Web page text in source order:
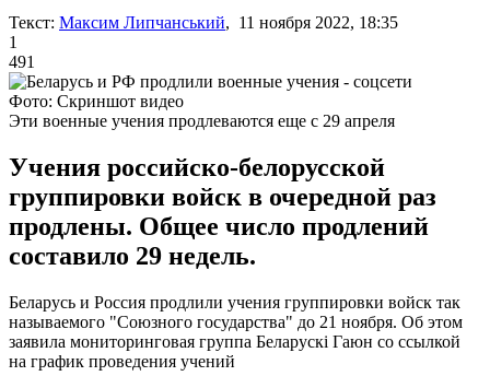
Текст: Максим Липчанський, 11 ноября 2022, 18:35
1
491
Фото: Скриншот видео
Эти военные учения продлеваются еще с 29 апреля
Учения российско-белорусской
группировки войск в очередной раз
продлены. Общее число продлений
составило 29 недель.
Беларусь и Россия продлили учения группировки войск так
называемого "Союзного государства" до 21 ноября. Об этом
заявила мониторинговая группа Беларускі Гаюн со ссылкой
на график проведения учений